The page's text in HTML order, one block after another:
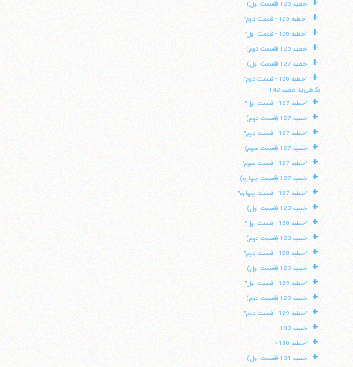
خطبه 126 (قسمت اول)
+ "خطبه 125 - قسمت دوم"
+ "خطبه 126 - قسمت اول"
+ خطبه 126 (قسمت دوم)
+ خطبه 127 (قسمت اول)
+
"خطبه 126 - قسمت دوم"
نگاهی به خطبه 142
+ "خطبه 127 - قسمت اول"
+ خطبه 127 (قسمت دوم)
+ "خطبه 127 - قسمت دوم"
+ خطبه 127 (قسمت سوم)
+ "خطبه 127 - قسمت سوم"
+ خطبه 127 (قسمت چهارم)
+ "خطبه 127 - قسمت چهارم"
+ خطبه 128 (قسمت اول)
+ "خطبه 128 - قسمت اول"
+ خطبه 128 (قسمت دوم)
+ "خطبه 128 - قسمت دوم"
+ خطبه 129 (قسمت اول)
+ "خطبه 129 - قسمت اول"
+ خطبه 129 (قسمت دوم)
+ "خطبه 129 - قسمت دوم"
+ خطبه 130
+ "خطبه 130»
+ خطبه 131 (قسمت اول)